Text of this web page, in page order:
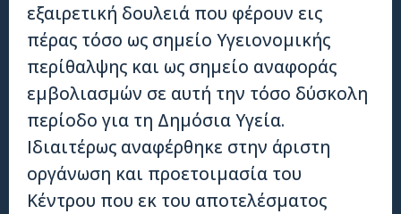
εξαιρετική δουλειά που φέρουν εις
πέρας τόσο ως σημείο Υγειονομικής
περίθαλψης και ως σημείο αναφοράς
εμβολιασμών σε αυτή την τόσο δύσκολη
περίοδο για τη Δημόσια Υγεία.
Ιδιαιτέρως αναφέρθηκε στην άριστη
οργάνωση και προετοιμασία του
Κέντρου που εκ του αποτελέσματος